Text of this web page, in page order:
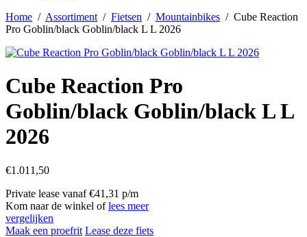
Home / Assortiment / Fietsen / Mountainbikes / Cube Reaction
Pro Goblin/black Goblin/black L L 2026
Cube Reaction Pro
Goblin/black Goblin/black L L
2026
€1.011,50
Private lease vanaf €41,31 p/m
Kom naar de winkel oflees meer
vergelijken
Maak een proefrit Lease deze fiets